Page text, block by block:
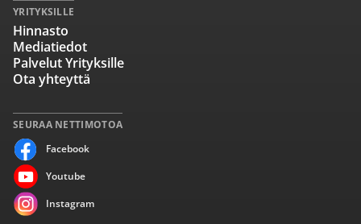
SEURAA NETTIMOTOA
Facebook
Youtube
Instagram
YRITYKSILLE
Hinnasto
Mediatiedot
Palvelut Yrityksille
Ota yhteyttä